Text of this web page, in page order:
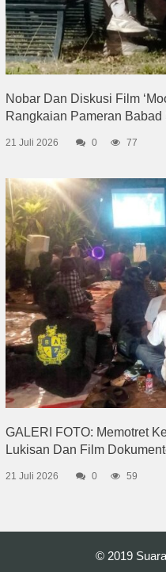
Nobar Dan Diskusi Film
Rangkaian Pameran
21 Juli 2026 0 77
GALERI FOTO: Memotret
Lukisan Dan Film
21 Juli 2026 0 59
© 2019